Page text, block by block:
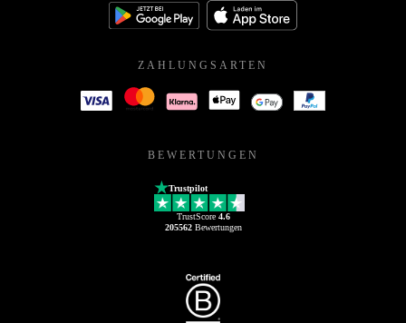
ZAHLUNGSARTEN
BEWERTUNGEN
Trustpilot
TrustScore 4.6
205562Bewertungen